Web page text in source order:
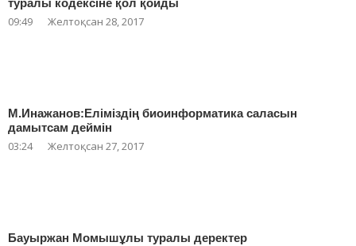
туралы кодексіне қол қойды
09:49 Желтоқсан 28, 2017
М.Инажанов:Еліміздің биоинформатика саласын
дамытсам деймін
03:24 Желтоқсан 27, 2017
Бауыржан Момышұлы туралы деректер